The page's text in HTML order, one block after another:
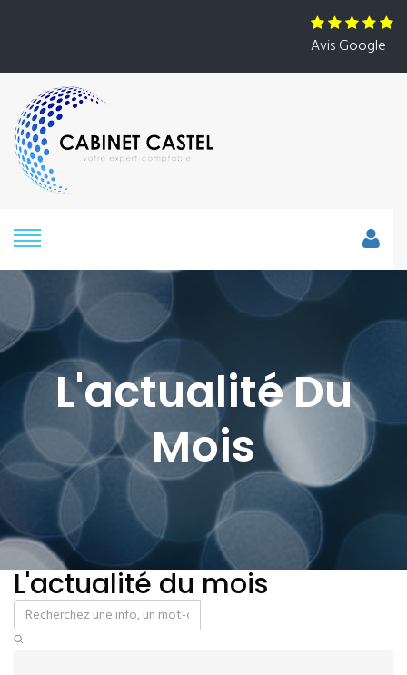
Avis Google
L'actualité Du
Mois
L'actualité du mois